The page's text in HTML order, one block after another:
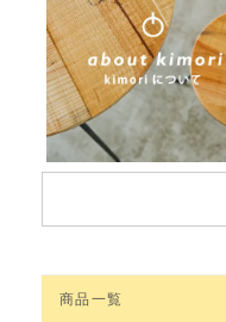
商品一覧